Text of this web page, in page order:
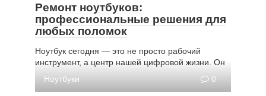
Ремонт ноутбуков:
профессиональные решения для
любых поломок
Ноутбук сегодня — это не просто рабочий
инструмент, а центр нашей цифровой жизни. Он
Ноутбуки
0